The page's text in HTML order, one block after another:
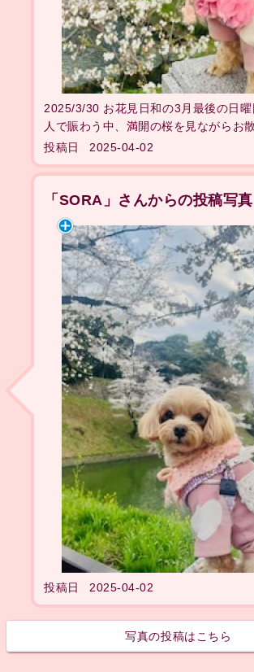
2025/3/30 お花見日和の3月最後の日
人で賑わう中、満開の桜を見ながらお
投稿日
2025-04-02
「SORA」さんからの投稿写真
投稿日 2025-04-02
写真の投稿はこちら